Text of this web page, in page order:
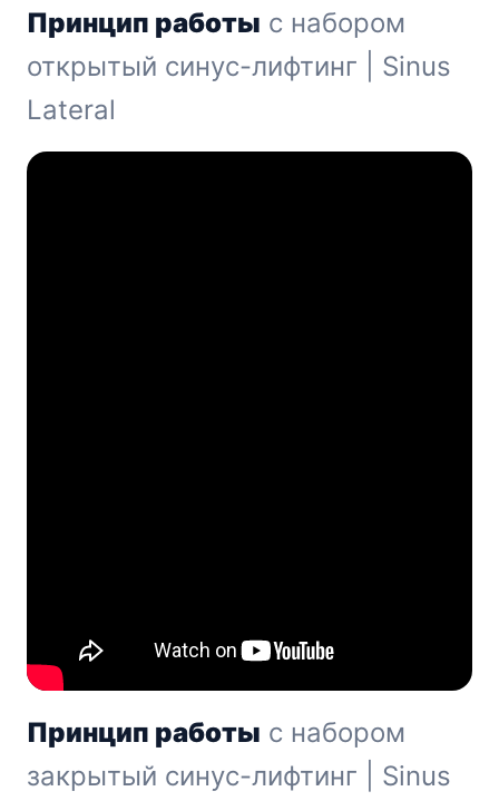
Принцип работы с набором
открытый синус-лифтинг | Sinus
Lateral
Принцип работы с набором
закрытый синус-лифтинг | Sinus